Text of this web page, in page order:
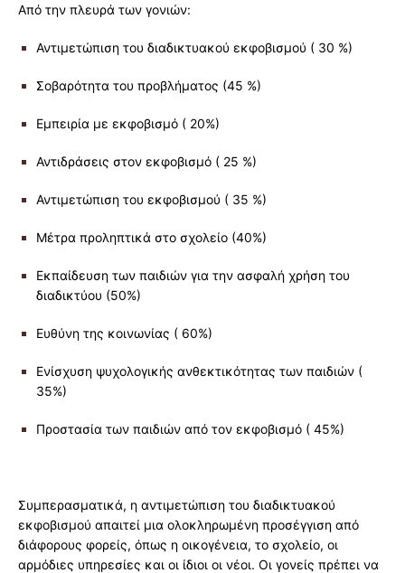
Από την πλευρά των γονιών:
Αντιμετώπιση του διαδικτυακού εκφοβισμού ( 30 %)
Σοβαρότητα του προβλήματος (45 %)
Εμπειρία με εκφοβισμό ( 20%)
Αντιδράσεις στον εκφοβισμό ( 25 %)
Αντιμετώπιση του εκφοβισμού ( 35 %)
Μέτρα προληπτικά στο σχολείο (40%)
Εκπαίδευση των παιδιών για την ασφαλή χρήση του
διαδικτύου (50%)
Ευθύνη της κοινωνίας ( 60%)
Ενίσχυση ψυχολογικής ανθεκτικότητας των παιδιών (
35%)
Προστασία των παιδιών από τον εκφοβισμό ( 45%)
Συμπερασματικά, η αντιμετώπιση του διαδικτυακού
εκφοβισμού απαιτεί μια ολοκληρωμένη προσέγγιση από
διάφορους φορείς, όπως η οικογένεια, το σχολείο, οι
αρμόδιες υπηρεσίες και οι ίδιοι οι νέοι. Οι γονείς πρέπει να